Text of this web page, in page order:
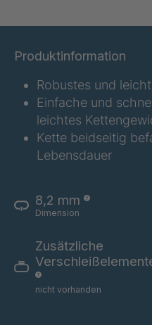
Produktinformation
Robustes und
Einfache und
leichtes
Kette beidseitig
Lebensdauer
8,2 mm
Dimension
Zusätzliche
nicht vorhanden